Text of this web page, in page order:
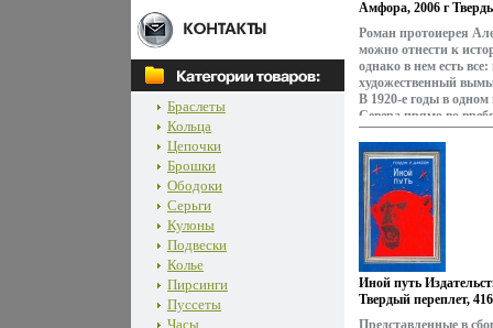
Браслеты
Кольца
Цепочки
Брошки
Ободоки
Серьги
Кулоны
Подвески
Колье
Пирсинги
Пуссеты
Часы
Амфора, 2006 г
ISBN 5-367-00210-2
84x108/32 (~130х205
Роман протоиерея
можно отнести к
однако в нем есть
художественный
В 1920-е годы в одном
Севера прямо во
сотрудники Губчека
священника, и служба
незавершенной
пытаются разгадать
храма Автор
Мокиевский.
Иной путь
Твердый переплет,
43978-2 Формат:
Представленные в